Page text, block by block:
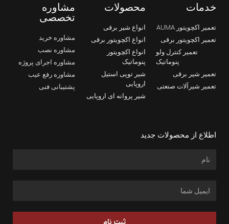
خدمات
تعمیر اکچویتور AUMA
تعمیر اکچویتور برقی
تعمیر کنترل ولو
پنوماتیک
تعمیر شیر برقی
تعمیر شیرآلات صنعتی
محصولات
انواع شیر برقی
انواع اکچویتور برقی
انواع اکچویتور
پنوماتیک
شیر توپی استیل
اروپایی
شیر پروانه ای اروپایی
مشاوره
تخصصی
مشاوره خرید
مشاوره نصب
مشاوره اجرای پروژه
مشاوره رفع عیب
پشتیبانی فنی
اطلاع از محصولات جدید
ثبت نام